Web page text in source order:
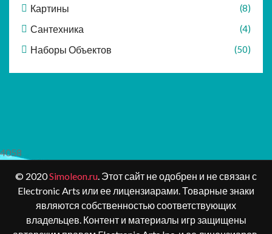
Картины (8)
Сантехника (4)
Наборы Объектов (50)
4058
© 2020Simoleon.ru. Этот сайт не одобрен и не связан с
Electronic Arts или ее лицензиарами. Товарные знаки
являются собственностью соответствующих
владельцев. Контент и материалы игр защищены